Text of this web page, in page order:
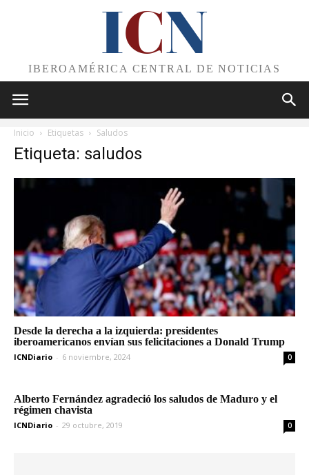
ICN
IBEROAMÉRICA CENTRAL DE NOTICIAS
Inicio Etiquetas Saludos
Etiqueta: saludos
Desde la derecha a la izquierda: presidentes
iberoamericanos envían sus felicitaciones a Donald Trump
ICNDiario - 6 noviembre, 2024 0
Alberto Fernández agradeció los saludos de Maduro y el
régimen chavista
ICNDiario - 29 octubre, 2019 0